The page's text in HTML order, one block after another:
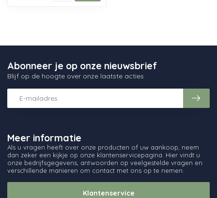
Meer informatie
Als u vragen heeft over onze producten of uw aankoop, neem
dan zeker een kijkje op onze klantenservicepagina. Hier vindt u
onze bedrijfsgegevens, antwoorden op veelgestelde vragen en
verschillende manieren om contact met ons op te nemen.
Klantenservice
Abonneer je op onze nieuwsbrief
Blijf op de hoogte over onze laatste acties